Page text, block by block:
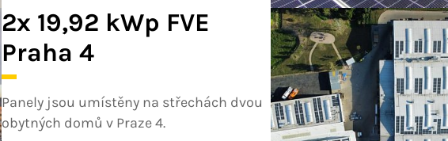
2x 19,92 kWp FVE
Praha 4
Panely jsou umístěny na střechách dvou
obytných domů v Praze 4.